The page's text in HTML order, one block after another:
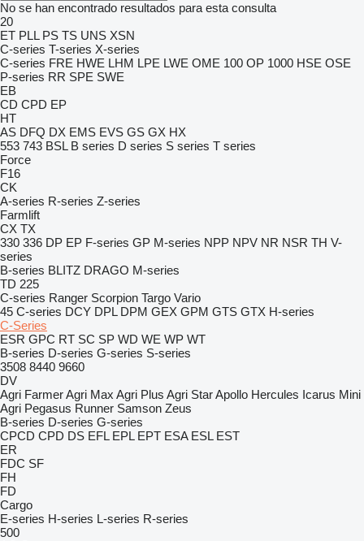
No se han encontrado resultados para esta consulta
20
ET PLL PS TS UNS XSN
C-series T-series X-series
C-series FRE HWE LHM LPE LWE OME 100 OP 1000 HSE OSE
P-series RR SPE SWE
EB
CD CPD EP
HT
AS DFQ DX EMS EVS GS GX HX
553 743 BSL B series D series S series T series
Force
F16
CK
A-series R-series Z-series
Farmlift
CX TX
330 336 DP EP F-series GP M-series NPP NPV NR NSR TH V-
series
B-series BLITZ DRAGO M-series
TD 225
C-series Ranger Scorpion Targo Vario
45 C-series DCY DPL DPM GEX GPM GTS GTX H-series
C-Series
ESR GPC RT SC SP WD WE WP WT
B-series D-series G-series S-series
3508 8440 9660
DV
Agri FarmerAgri Max Agri Plus Agri StarApollo Hercules Icarus Mini
Agri Pegasus Runner Samson Zeus
B-series D-series G-series
CPCD CPD DS EFL EPL EPT ESA ESL EST
ER
FDC SF
FH
FD
Cargo
E-series H-series L-series R-series
500